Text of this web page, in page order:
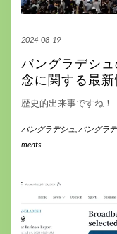
2024-08-19
バングラデシ
念に関する最新
歴史的出来事ですね！
バングラデシュ バングラ
ments